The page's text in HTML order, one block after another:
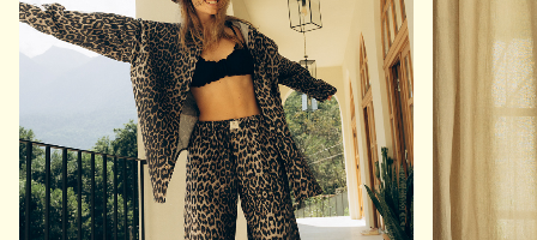
В наличии
Бестселлеры
Одежда
Обувь
Аксессуары